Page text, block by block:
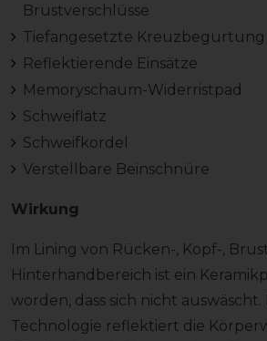
Brustverschlüsse
Tiefangesetzte Kreuzbegurtung
Reflektierende Einsätze
Memoryschaum-Widerristpad
Schweiflatz
Schweifkordel
Verstellbare Beinschnüre
Wirkung
Im Lining von Rücken-, Kopf-,
Hinterhandbereich ist ein
worden, dass sich nicht auswäscht.
Technologie reflektiert die